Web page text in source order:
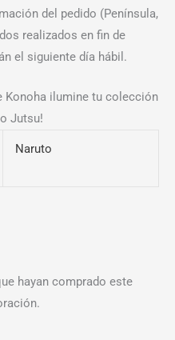
del pedido (Península,
realizados en fin de
el siguiente día hábil.
Konoha ilumine tu colección
Jutsu!
Naruto
hayan comprado este